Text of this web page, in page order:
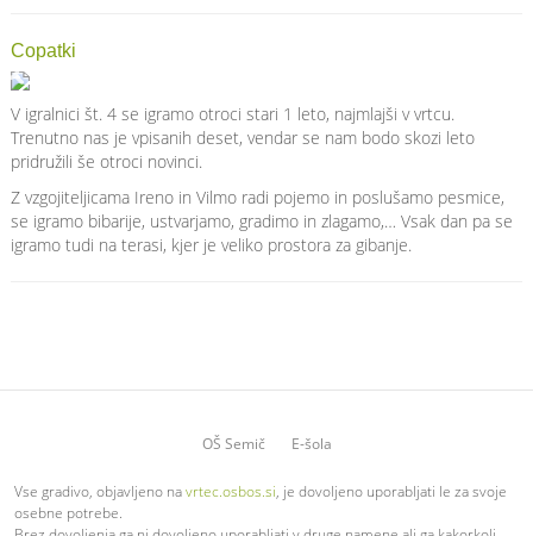
Copatki
V igralnici št. 4 se igramo otroci stari 1 leto, najmlajši v vrtcu.
Trenutno nas je vpisanih deset, vendar se nam bodo skozi leto
pridružili še otroci novinci.
Z vzgojiteljicama Ireno in Vilmo radi pojemo in poslušamo pesmice,
se igramo bibarije, ustvarjamo, gradimo in zlagamo,… Vsak dan pa se
igramo tudi na terasi, kjer je veliko prostora za gibanje.
OŠ Semič E-šola
Vse gradivo, objavljeno navrtec.osbos.si, je dovoljeno uporabljati le za svoje
osebne potrebe.